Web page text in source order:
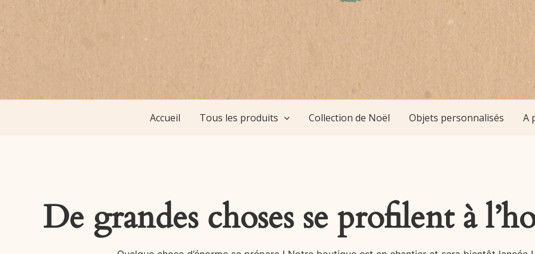
Accueil Tous les produits Collection de Noël Objets personnalisés A
De grandes choses se profilent à